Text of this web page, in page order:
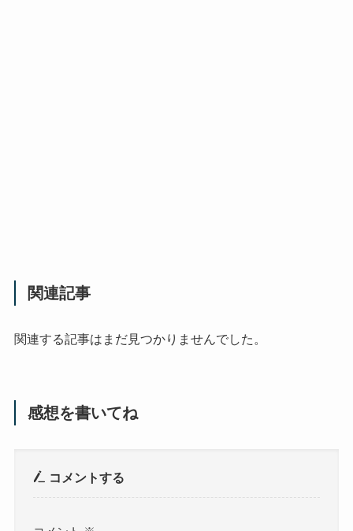
関連記事
関連する記事はまだ見つかりませんでした。
感想を書いてね
コメントする